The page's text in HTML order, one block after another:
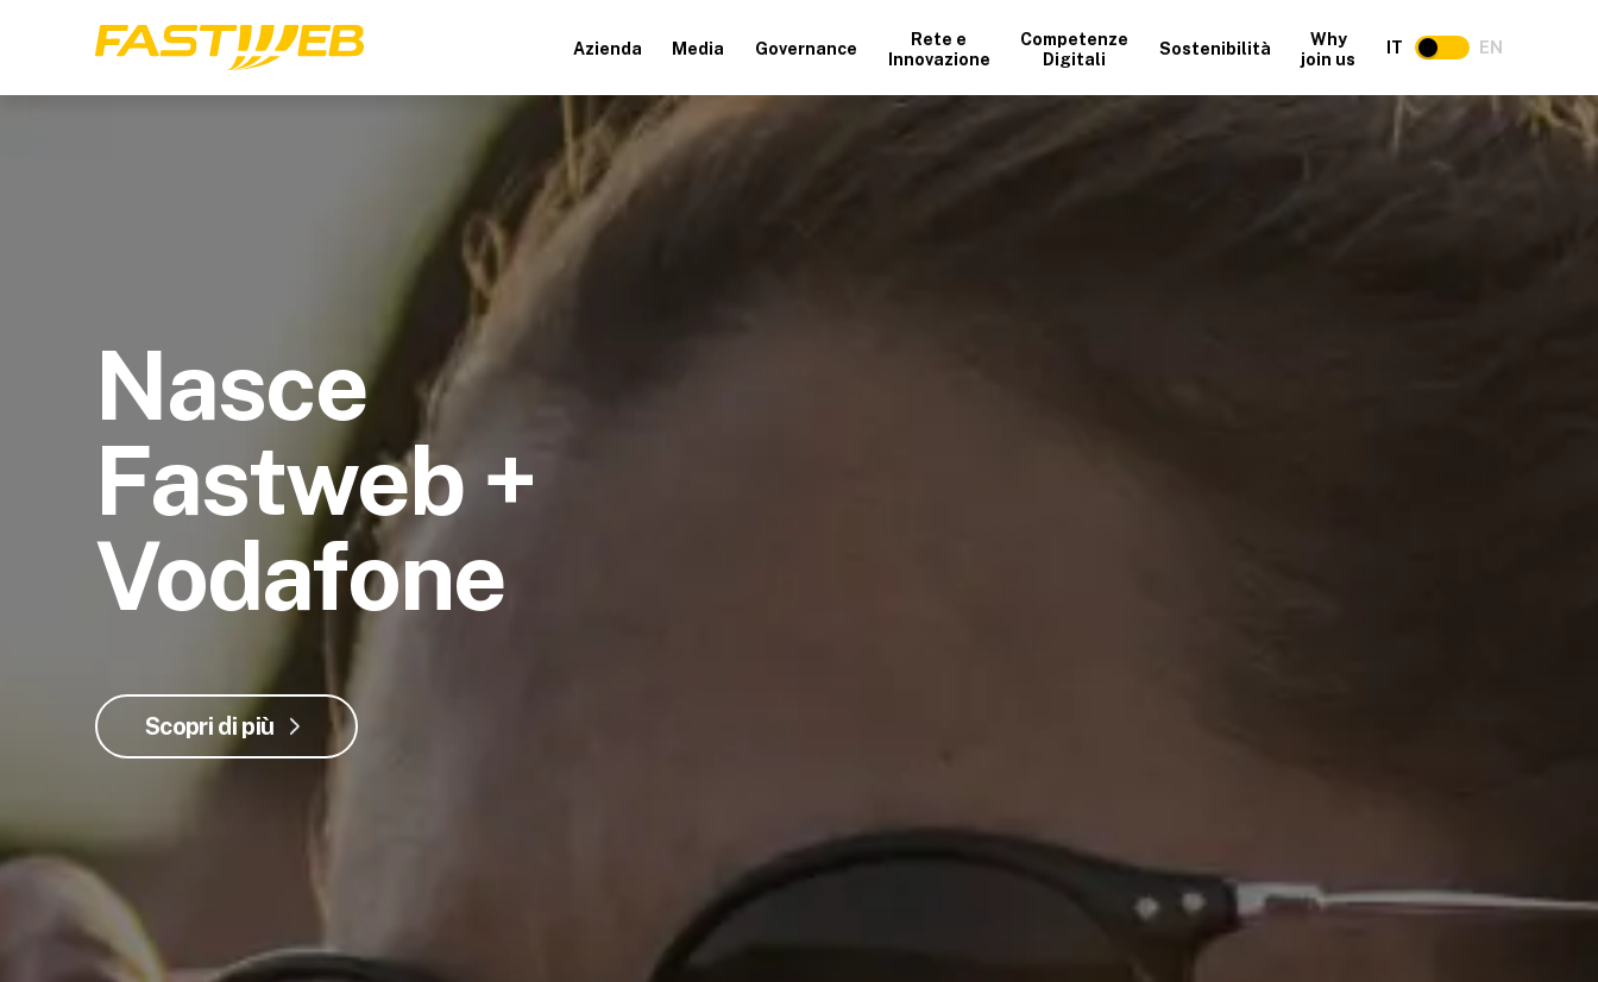
Azienda Media Governance
Rete e
Innovazione
Competenze
Digitali
Sostenibilità
Why
join us
IT EN
Nasce
Fastweb +
Vodafone
Scopri di più